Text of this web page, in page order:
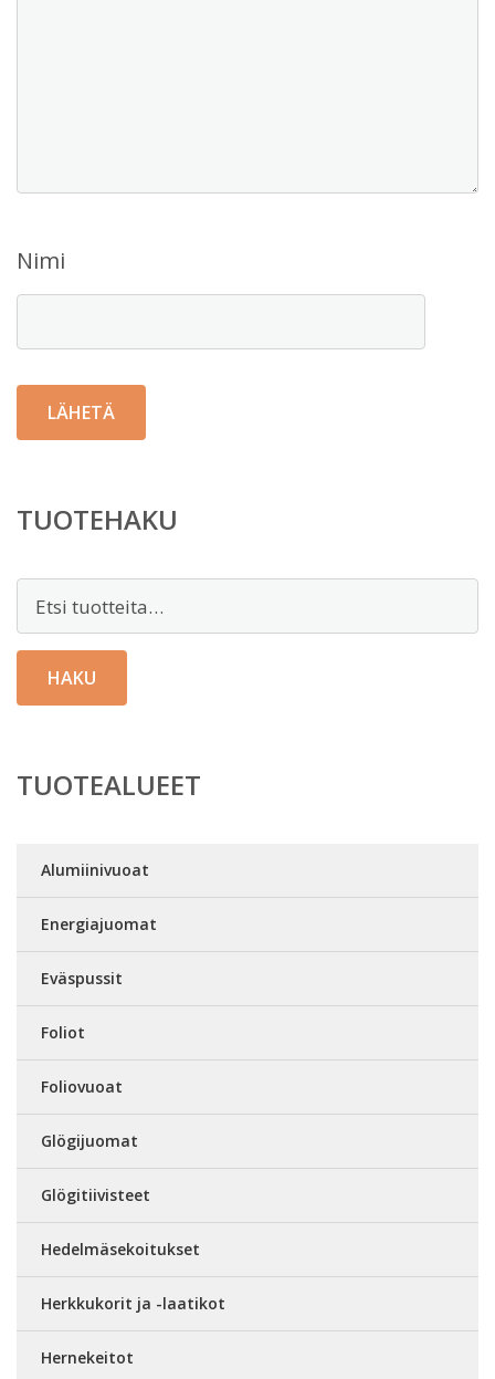
Nimi
TUOTEHAKU
HAKU
TUOTEALUEET
Alumiinivuoat
Energiajuomat
Eväspussit
Foliot
Foliovuoat
Glögijuomat
Glögitiivisteet
Hedelmäsekoitukset
Herkkukorit ja -laatikot
Hernekeitot